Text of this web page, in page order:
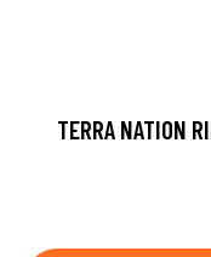
TERRA NATION